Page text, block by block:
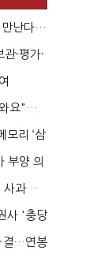
만난다…
·평가·
요"…
모리 ‘삼
부양 의
사과…
사 '충당
결…연봉